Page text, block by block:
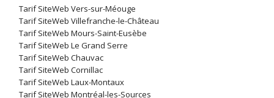
Tarif SiteWeb Vers-sur-Méouge
Tarif SiteWeb Villefranche-le-Château
Tarif SiteWeb Mours-Saint-Eusèbe
Tarif SiteWeb Le Grand Serre
Tarif SiteWeb Chauvac
Tarif SiteWeb Cornillac
Tarif SiteWeb Laux-Montaux
Tarif SiteWeb Montréal-les-Sources